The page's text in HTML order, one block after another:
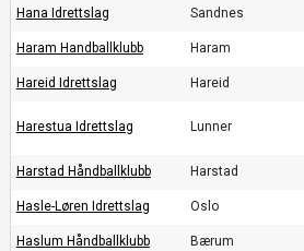
Hana Idrettslag Sandnes
Haram Handballklubb Haram
Hareid Idrettslag Hareid
Harestua Idrettslag Lunner
Harstad Håndballklubb Harstad
Hasle-Løren Idrettslag Oslo
Haslum Håndballklubb Bærum